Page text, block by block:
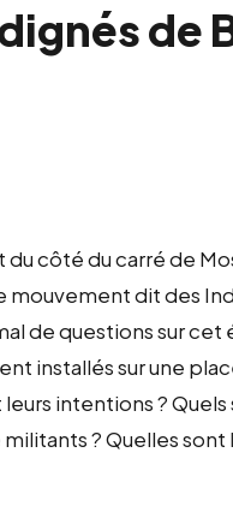
de
du côté du carré de
dit des
de questions sur
installés sur une
intentions ?
? Quelles